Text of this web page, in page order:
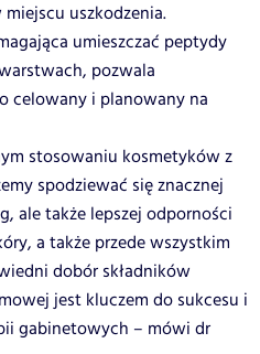
uszkodzenia.
umieszczać peptydy
pozwala
celowany i planowany na
stosowaniu kosmetyków z
spodziewać się znacznej
ale także lepszej odporności
a także przede wszystkim
dobór składników
jest kluczem do sukcesu i
gabinetowych – mówi dr